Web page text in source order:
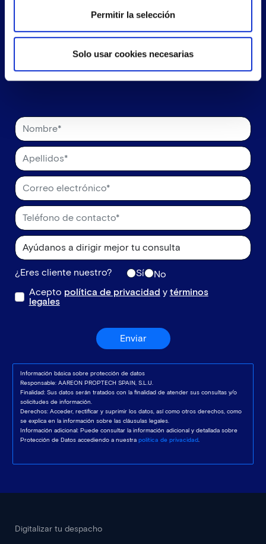
Permitir la selección
Solo usar cookies necesarias
¿Te llamamos?
Déjanos tus datos y nos pondremos en contacto
¿Eres cliente nuestro? Sí
No
Acepto política de privacidad y términos
legales
Enviar
Información básica sobre protección de datos
Responsable: AAREON PROPTECH SPAIN, S.L.U.
Finalidad: Sus datos serán tratados con la finalidad de atender sus consultas y/o
solicitudes de información.
Derechos: Acceder, rectificar y suprimir los datos, así como otros derechos, como
se explica en la información sobre las cláusulas legales.
Información adicional: Puede consultar la información adicional y detallada sobre
Protección de Datos accediendo a nuestra política de privacidad
Digitalizar tu despacho